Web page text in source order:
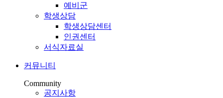
예비군
학생상담
학생상담센터
인권센터
서식자료실
커뮤니티
Community
공지사항